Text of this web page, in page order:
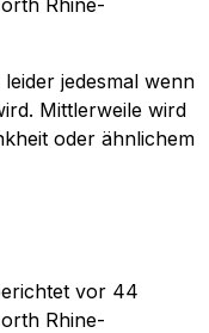
jedesmal wenn
Mittlerweile wird
oder ähnlichem
vor 44
Rhine-